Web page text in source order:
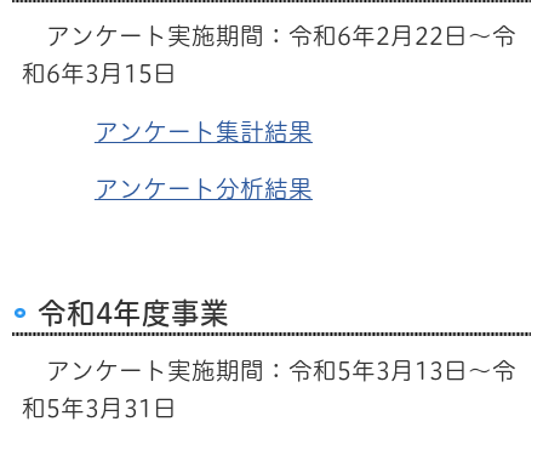
アンケート実施期間：令和6年2月22日〜令
和6年3月15日
アンケート集計結果
アンケート分析結果
令和4年度事業
アンケート実施期間：令和5年3月13日～令
和5年3月31日